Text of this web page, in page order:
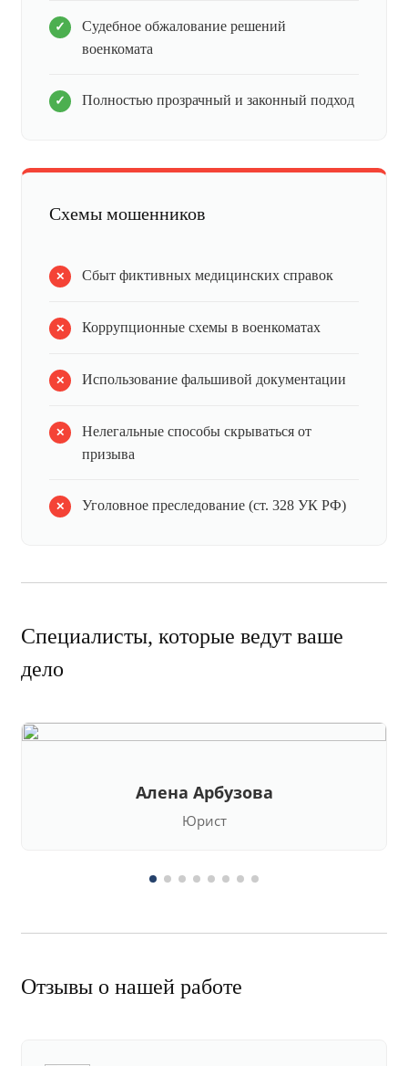
Судебное обжалование решений
военкомата
Полностью прозрачный и законный подход
Схемы мошенников
Сбыт фиктивных медицинских справок
Коррупционные схемы в военкоматах
Использование фальшивой документации
Нелегальные способы скрываться от
призыва
Уголовное преследование (ст. 328 УК РФ)
Специалисты, которые ведут ваше
дело
Алена Арбузова
Юрист
Отзывы о нашей работе